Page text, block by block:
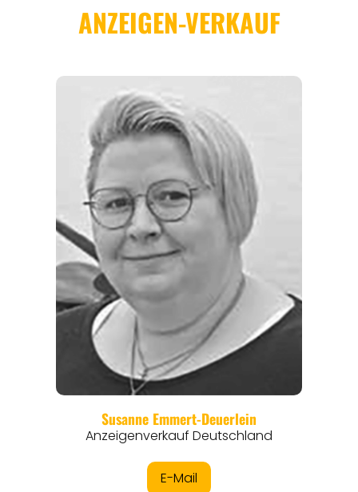
REGIONEN
ORTE
REISEFÜHRER
REISEMAGAZINE
THEMEN
ANGEBOTE